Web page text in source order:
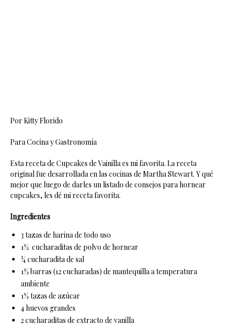
Por Kitty Florido
Para Cocina y Gastronomía
Esta receta de Cupcakes de Vainilla es mi favorita. La receta
original fue desarrollada en las cocinas de Martha Stewart. Y qué
mejor que luego de darles un listado de consejos para hornear
cupcakes, les dé mi receta favorita.
Ingredientes
3 tazas de harina de todo uso
1½ cucharaditas de polvo de hornear
¾ cucharadita de sal
1½ barras (12 cucharadas) de mantequilla a temperatura
ambiente
1½ tazas de azúcar
4 huevos grandes
2 cucharaditas de extracto de vanilla